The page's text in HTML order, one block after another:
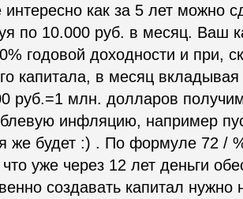
как за 5 лет можно
по 10.000 руб. в месяц. Ваш
годовой доходности и при,
капитала, в месяц
руб.=1 млн. долларов
инфляцию, например
же будет :) . По формуле 72 /
уже через 12 лет деньги
создавать капитал